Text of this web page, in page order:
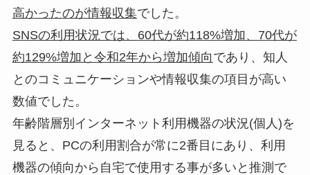
高かったのが情報収集でした。
SNSの利用状況では、60代が約118%増加、70代が
約129%増加と令和2年から増加傾向 であり、知人
とのコミュニケーションや情報収集の項目が高い
数値でした。
年齢階層別インターネット利用機器の状況(個人)を
見ると、PCの利用割合が常に2番目にあり、利用
機器の傾向から自宅で使用する事が多いと推測で